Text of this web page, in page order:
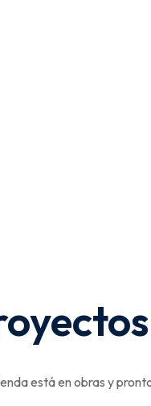
está en obras y